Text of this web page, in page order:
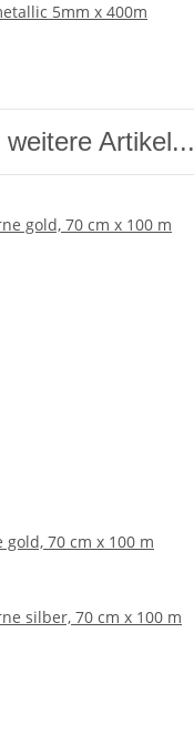
5mm x 400m
weitere Artikel...
70 cm x 100 m